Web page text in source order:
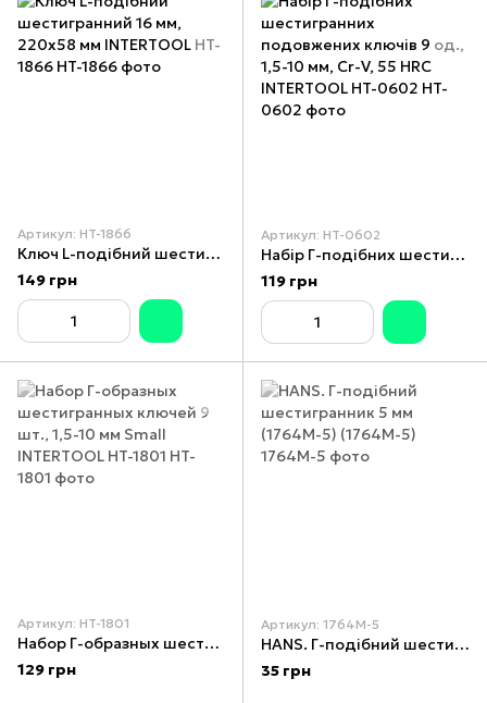
Артикул: HT-1866
Ключ L-подібний шестигранний 16 мм, 220x58 мм INTERTOOL HT-1866
149 грн
Артикул: HT-0602
Набір Г-подібних шестигранних подовжених ключів 9 од., 1,5-10 мм, Cr-V, 55 HRC INTERTOOL HT-0602
119 грн
Артикул: HT-1801
Набор Г-образных шестигранных ключей 9 шт., 1,5-10 мм Small INTERTOOL HT-1801
129 грн
Артикул: 1764М-5
HANS. Г-подібний шестигранник 5 мм (1764M-5) (1764М-5)
35 грн